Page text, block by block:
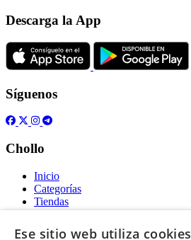
Descarga la App
Síguenos
Chollo
Inicio
Categorías
Tiendas
Gratis
Ese sitio web utiliza cookies